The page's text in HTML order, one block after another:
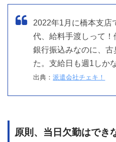
2022年1月に橋本支店
代、給料手渡しって！
銀行振込みなのに、
た。支給日も週1しか
出典：派遣会社チェキ！
原則、当日欠勤はでき